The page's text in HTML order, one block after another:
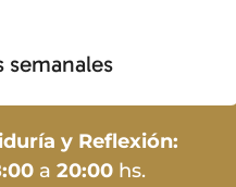
semanales
y Reflexión:
a 20:00 hs.